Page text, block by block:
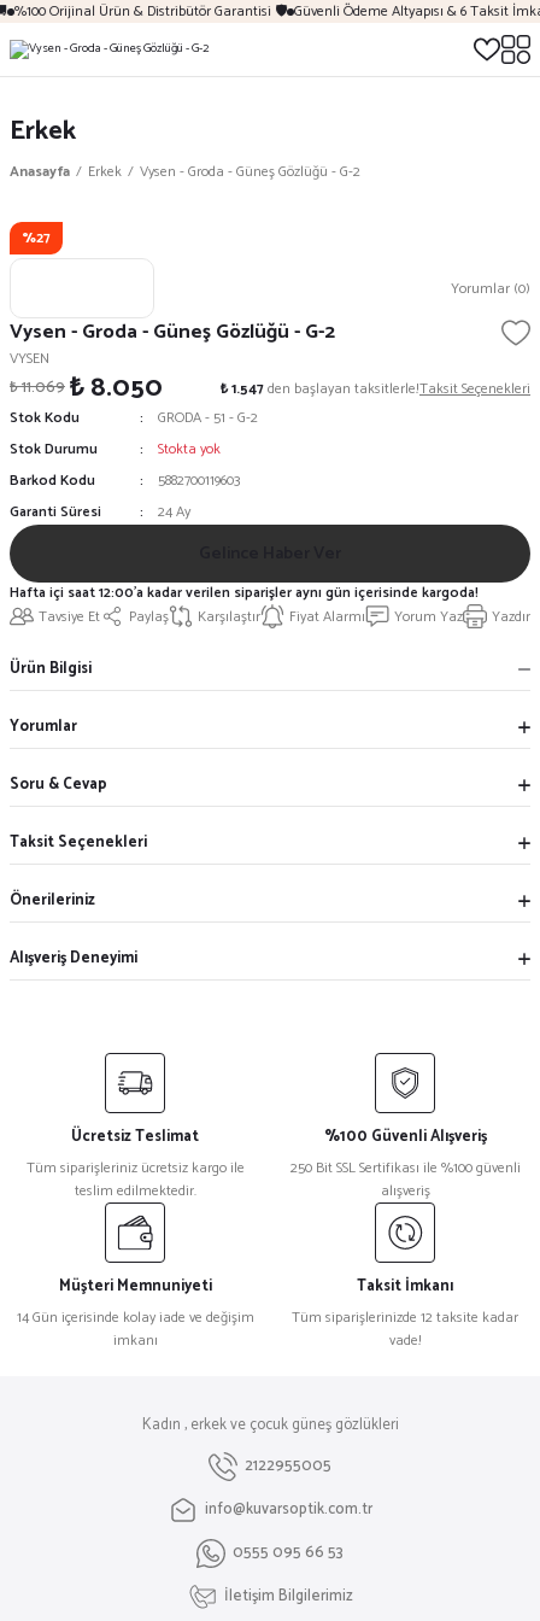
%100 Orijinal Ürün & Distribütör Garantisi 🛡️ Güvenli Ödeme Altyapısı & 6 Taksit
Erkek
Anasayfa Erkek Vysen - Groda - Güneş Gözlüğü - G-2
%27
Yorumlar (0)
Vysen - Groda - Güneş Gözlüğü - G-2
VYSEN
₺ 11.069₺ 8.050 ₺ 1.547den başlayan taksitlerle!Taksit Seçenekleri
Stok Kodu
GRODA - 51 - G-2
Stok Durumu
Stokta yok
Barkod Kodu
5882700119603
Garanti Süresi
24 Ay
Tavsiye Et Paylaş Karşılaştır Fiyat Alarmı Yorum Yaz Yazdır
Hafta içi saat 12:00'a kadar verilen siparişler aynı gün içerisinde kargoda!
Ürün Bilgisi
Yorumlar
Soru & Cevap
Taksit Seçenekleri
Önerileriniz
Alışveriş Deneyimi
Ücretsiz Teslimat
Tüm siparişleriniz ücretsiz kargo ile
teslim edilmektedir.
%100 Güvenli Alışveriş
250 Bit SSL Sertifikası ile %100 güvenli
alışveriş
Müşteri Memnuniyeti
14 Gün içerisinde kolay iade ve değişim
imkanı
Taksit İmkanı
Tüm siparişlerinizde 12 taksite kadar
vade!
Kadın , erkek ve çocuk güneş gözlükleri
2122955005
info@kuvarsoptik.com.tr
0555 095 66 53
İletişim Bilgilerimiz